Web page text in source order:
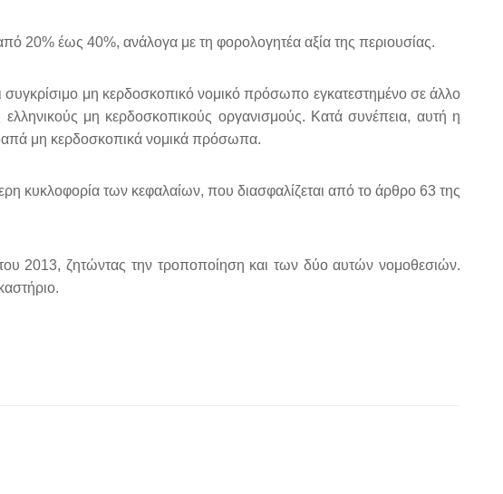
20% έως 40%, ανάλογα με τη φορολογητέα αξία της περιουσίας.
συγκρίσιμο μη κερδοσκοπικό νομικό πρόσωπο εγκατεστημένο σε άλλο
μη κερδοσκοπικούς οργανισμούς. Κατά συνέπεια, αυτή η
μη κερδοσκοπικά νομικά πρόσωπα.
κυκλοφορία των κεφαλαίων, που διασφαλίζεται από το άρθρο 63 της
2013, ζητώντας την τροποποίηση και των δύο αυτών νομοθεσιών.